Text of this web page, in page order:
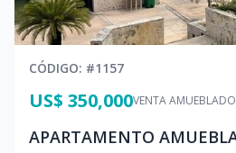
CÓDIGO: #1157
VENTA AMUEBLADO
US$ 350,000